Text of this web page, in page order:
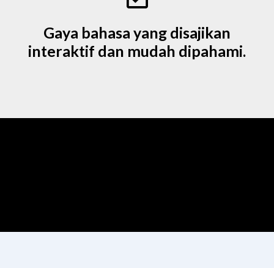
Gaya bahasa yang disajikan
interaktif dan mudah dipahami.